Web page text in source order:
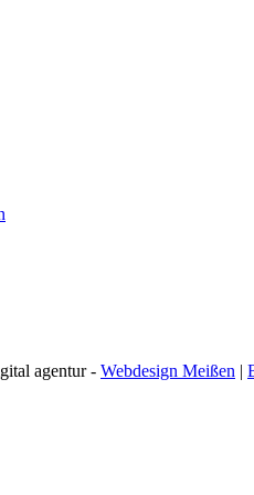
agentur - Webdesign Meißen |